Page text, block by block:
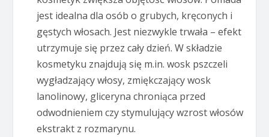
jest idealna dla osób o grubych, kręconych i
gęstych włosach. Jest niezwykle trwała – efekt
utrzymuje się przez cały dzień. W składzie
kosmetyku znajdują się m.in. wosk pszczeli
wygładzający włosy, zmiękczający wosk
lanolinowy, gliceryna chroniąca przed
odwodnieniem czy stymulujący wzrost włosów
ekstrakt z rozmarynu.